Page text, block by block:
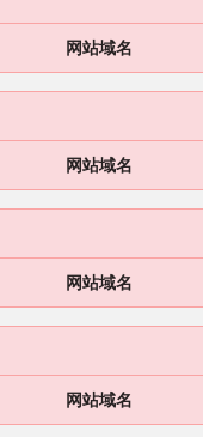
网站域名
网站域名
网站域名
网站域名